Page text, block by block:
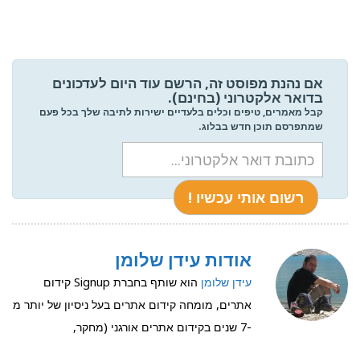
אם נהנת מפוסט זה, הרשם עוד היום לעדכונים
בדואר אלקטרוני (בחינם).
קבל מאמרים, טיפים וכלים בלעדיים ישירות לתיבה שלך בכל פעם
שמתפרסם תוכן חדש בבלוג.
אודות עידן שלומן
עידן שלומן
הוא שותף בחברת Signup קידום
אתרים, מומחה קידום אתרים בעל ניסיון של יותר מ
-7 שנים בקידום אתרים אורגני (מחקר,